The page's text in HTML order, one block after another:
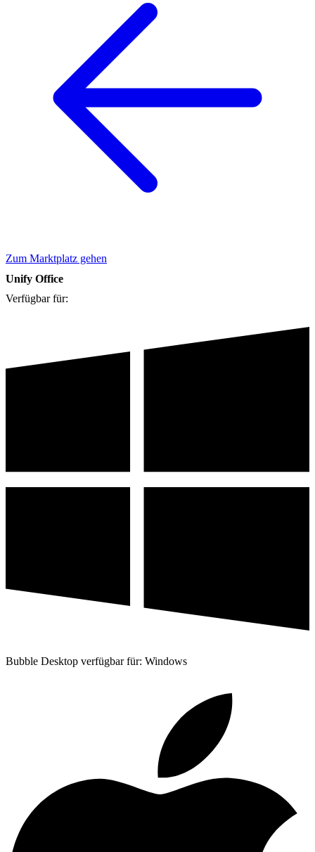
Zum Marktplatz gehen
Unify Office
Verfügbar für:
Bubble Desktop verfügbar für: Windows